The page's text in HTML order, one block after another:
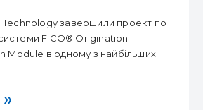
З НАЙБІЛЬШИХ
АТ
Technology завершили проект по
FICO® Origination
Module в одному з найбільших